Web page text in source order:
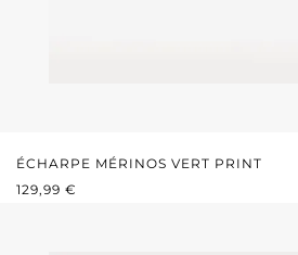
ÉCHARPE MÉRINOS VERT PRINT
PRIX RÉGULIER :
129,99 €